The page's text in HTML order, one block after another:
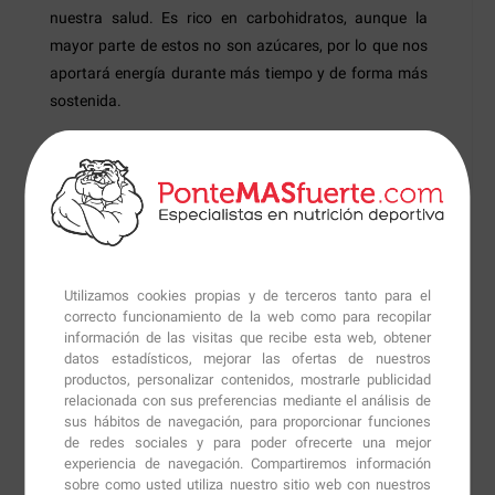
Utilizamos cookies propias y de terceros tanto para el
correcto funcionamiento de la web como para recopilar
información de las visitas que recibe esta web, obtener
datos estadísticos, mejorar las ofertas de nuestros
productos, personalizar contenidos, mostrarle publicidad
relacionada con sus preferencias mediante el análisis de
sus hábitos de navegación, para proporcionar funciones
de redes sociales y para poder ofrecerte una mejor
experiencia de navegación. Compartiremos información
sobre como usted utiliza nuestro sitio web con nuestros
nuestra salud. Es rico en carbohidratos, aunque la
mayor parte de estos no son azúcares, por lo que nos
aportará energía durante más tiempo y de forma más
sostenida.
del grupo B, como el ácido fólico (vit. B), importante
para mejorar el funcionamiento del sistema
inmunológico y otras vitaminas como la A, la E y la C,
Sweet Potato Clean Carbses un alimento con una alta
digestibilidad que también es una interesante fuente de
fibra y contiene una amplia variedad de minerales
como el fósforo, hierro, calcio, zinc o potasio.
Los hidratos de carbono son un nutriente muy
importante para producir energía y para reponer el